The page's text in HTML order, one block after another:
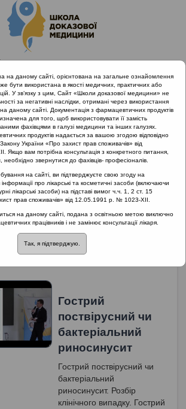
заходи :: Гострі риносинусити
::Гострі
Гострий
поствірусний чи
бактеріальний
риносинусит
Гострий поствірусний чи
бактеріальний
риносинусит. Розбір
клінічного випадку. Гострий
на даному сайті, орієнтована на загальне ознайомлення
бути використана в якості медичних, практичних або
У зв’язку з цим, Сайт «Школи доказової медицини» не
за негативні наслідки, отримані через використання
даному сайті. Документація з фармацевтичних продуктів
для того, щоб використовувати її замість
фахівцями в галузі медицини та інших галузях.
продуктів надається за вашою згодою відповідно
України «Про захист прав споживачів» від
вам потрібна консультація з конкретного питання,
необхідно звернутися до фахівців- професіоналів.
на сайті, ви підтверджуєте свою згоду на
про лікарські та косметичні засоби (включаючи
лікарські засоби) на підставі вимог ч.ч. 1, 2 ст. 15
прав споживачів» від 12.05.1991 р. № 1023-XII.
на даному сайті, подана з освітньою метою виключно
працівників і не замінює консультації лікаря.
Так, я підтверджую.